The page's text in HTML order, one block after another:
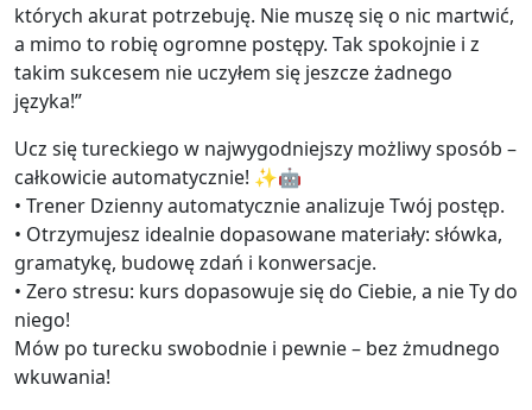
których akurat potrzebuję. Nie muszę się o nic martwić,
a mimo to robię ogromne postępy. Tak spokojnie i z
takim sukcesem nie uczyłem się jeszcze żadnego
języka!”
Ucz się tureckiego w najwygodniejszy możliwy sposób –
całkowicie automatycznie! ✨🤖
• Trener Dzienny automatycznie analizuje Twój postęp.
• Otrzymujesz idealnie dopasowane materiały: słówka,
gramatykę, budowę zdań i konwersacje.
• Zero stresu: kurs dopasowuje się do Ciebie, a nie Ty do
niego!
Mów po turecku swobodnie i pewnie – bez żmudnego
wkuwania!